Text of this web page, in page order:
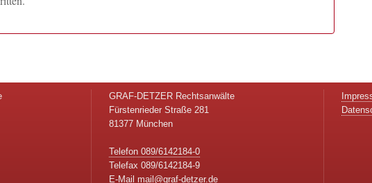
GRAF-DETZER Rechtsanwälte
Fürstenrieder Straße 281
81377 München
Telefon 089/6142184-0
Telefax 089/6142184-9
E-Mail mail@graf-detzer.de